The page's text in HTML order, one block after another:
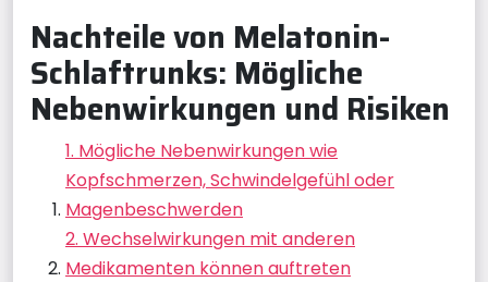
Nachteile von Melatonin-
Schlaftrunks: Mögliche
Nebenwirkungen und Risiken
1. Mögliche Nebenwirkungen wie
Kopfschmerzen, Schwindelgefühl oder
Magenbeschwerden
2. Wechselwirkungen mit anderen
Medikamenten können auftreten